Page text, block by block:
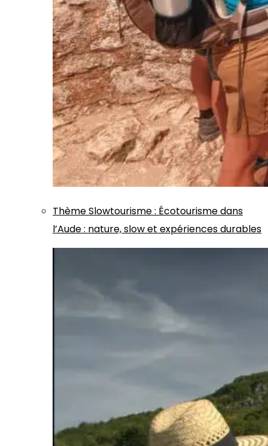
ThèmeSlowtourisme: Écotourisme dans
l’Aude : nature, slow et expériences durables